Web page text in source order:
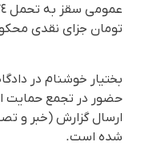
تومان جزای نقدی
بختیار خوشنام در
حضور در تجمع حمایت
ارسال گزارش (خبر و
شده است.